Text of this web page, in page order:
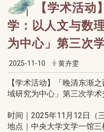
【学术活
学：以人文与数
为中心」第三次
2025-11-10 黄卉雯
【学术活动】「晚清东渐
域研究为中心」第三次学
时间｜2025年11月12日（
地点｜中央大学文学一馆